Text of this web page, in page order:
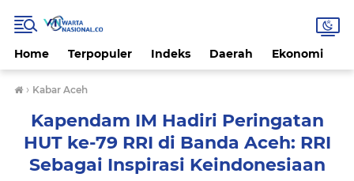
Home Terpopuler Indeks Daerah Ekonomi
› Kabar Aceh
Kapendam IM Hadiri Peringatan
HUT ke-79 RRI di Banda Aceh: RRI
Sebagai Inspirasi Keindonesiaan